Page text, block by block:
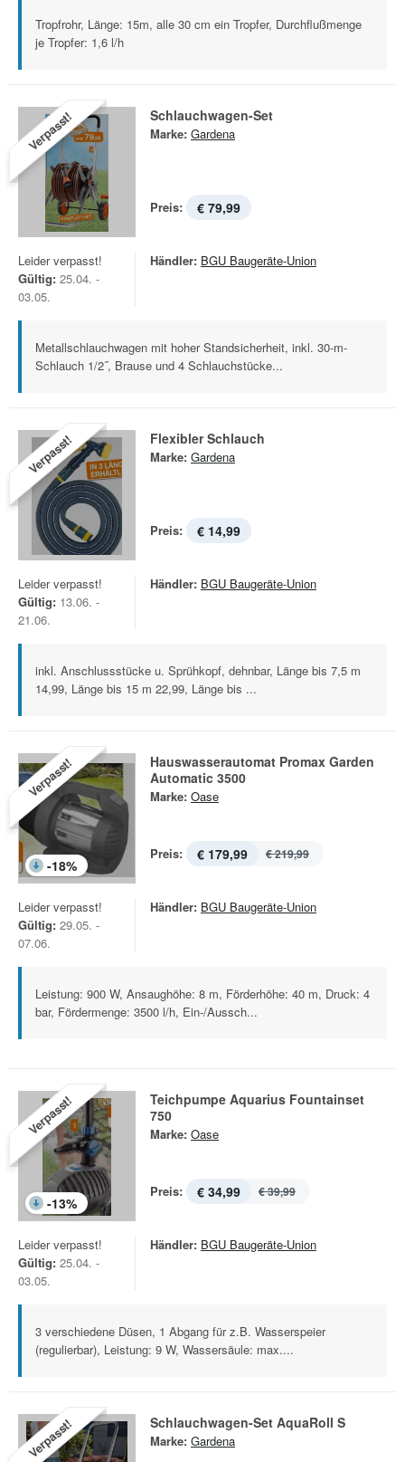
Tropfrohr, Länge: 15m, alle 30 cm ein Tropfer, Durchflußmenge
je Tropfer: 1,6 l/h
Verpasst! Schlauchwagen-Set
Marke: Gardena
Preis: € 79,99
Leider verpasst!
Gültig: 25.04. -
03.05.
Händler: BGU Baugeräte-Union
Metallschlauchwagen mit hoher Standsicherheit, inkl. 30-m-
Schlauch 1/2˝, Brause und 4 Schlauchstücke...
Verpasst! Flexibler Schlauch
Marke: Gardena
Preis: € 14,99
Leider verpasst!
Gültig: 13.06. -
21.06.
Händler: BGU Baugeräte-Union
inkl. Anschlussstücke u. Sprühkopf, dehnbar, Länge bis 7,5 m
14,99, Länge bis 15 m 22,99, Länge bis ...
Verpasst!
-18%
Hauswasserautomat Promax Garden
Automatic 3500
Marke: Oase
Preis: € 179,99 € 219,99
Leider verpasst!
Gültig: 29.05. -
07.06.
Händler: BGU Baugeräte-Union
Leistung: 900 W, Ansaughöhe: 8 m, Förderhöhe: 40 m, Druck: 4
bar, Fördermenge: 3500 l/h, Ein-/Aussch...
Verpasst!
-13%
Teichpumpe Aquarius Fountainset
750
Marke: Oase
Preis: € 34,99 € 39,99
Leider verpasst!
Gültig: 25.04. -
03.05.
Händler: BGU Baugeräte-Union
3 verschiedene Düsen, 1 Abgang für z.B. Wasserspeier
(regulierbar), Leistung: 9 W, Wassersäule: max....
Verpasst! Schlauchwagen-Set AquaRoll S
Marke: Gardena